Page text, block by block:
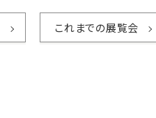
これまでの展覧会